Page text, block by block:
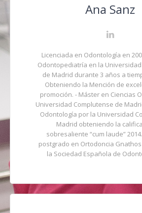
Ana Sanz
Licenciada en Odontología en
Odontopediatría en la
de Madrid durante 3 años a
Obteniendo la Mención de
promoción. - Máster en Ciencias
Universidad Complutense de
Odontología por la Universidad
Madrid obteniendo la
sobresaliente “cum laude”
postgrado en Ortodoncia
la Sociedad Española de